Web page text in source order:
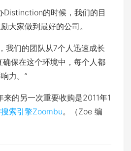
Distinction的时候，我们的目
大家做到最好的公司。
我们的团队从7个人迅速成长
保在这个环境中，每个人都
力。 ”
的另一次重要收购是2011年1
索引擎Zoombu。（Zoe 编